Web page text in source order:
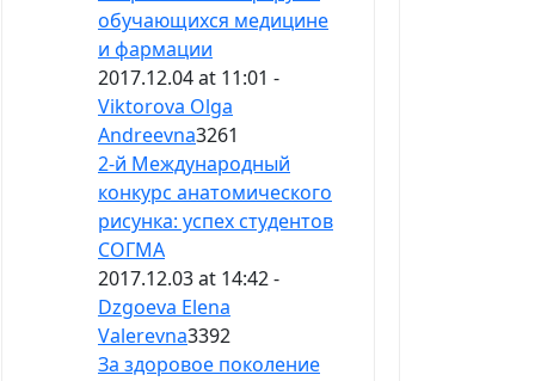
обучающихся медицине
и фармации
2017.12.04 at 11:01 -
Viktorova Olga
Andreevna3261
2-й Международный
конкурс анатомического
рисунка: успех студентов
СОГМА
2017.12.03 at 14:42 -
Dzgoeva Elena
Valerevna3392
За здоровое поколение